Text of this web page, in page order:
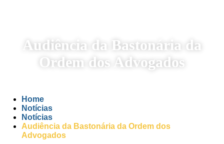
Audiência da Bastonária da
Ordem dos Advogados
Home
Notícias
Notícias
Audiência da Bastonária da Ordem dos
Advogados